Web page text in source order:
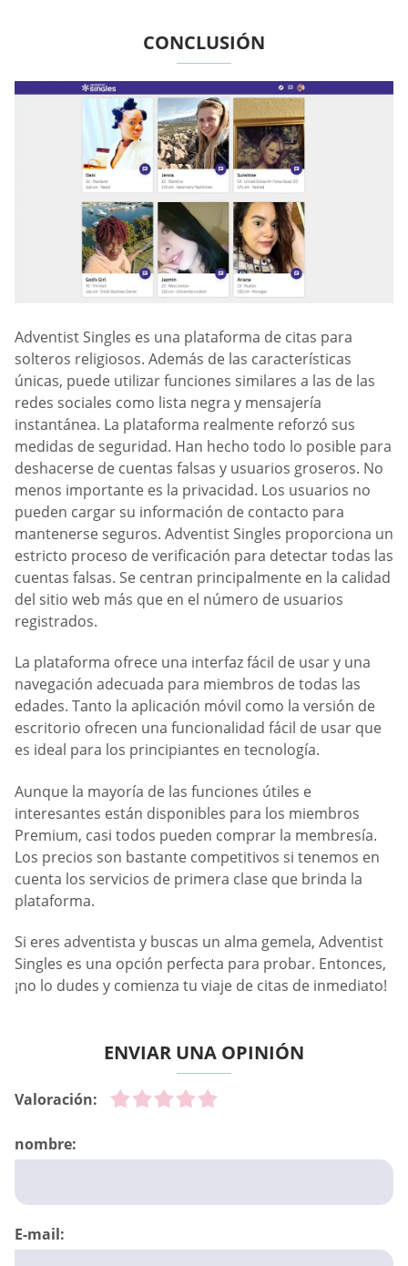
CONCLUSIÓN
Adventist Singles es una plataforma de citas para
solteros religiosos. Además de las características
únicas, puede utilizar funciones similares a las de las
redes sociales como lista negra y mensajería
instantánea. La plataforma realmente reforzó sus
medidas de seguridad. Han hecho todo lo posible para
deshacerse de cuentas falsas y usuarios groseros. No
menos importante es la privacidad. Los usuarios no
pueden cargar su información de contacto para
mantenerse seguros. Adventist Singles proporciona un
estricto proceso de verificación para detectar todas las
cuentas falsas. Se centran principalmente en la calidad
del sitio web más que en el número de usuarios
registrados.
La plataforma ofrece una interfaz fácil de usar y una
navegación adecuada para miembros de todas las
edades. Tanto la aplicación móvil como la versión de
escritorio ofrecen una funcionalidad fácil de usar que
es ideal para los principiantes en tecnología.
Aunque la mayoría de las funciones útiles e
interesantes están disponibles para los miembros
Premium, casi todos pueden comprar la membresía.
Los precios son bastante competitivos si tenemos en
cuenta los servicios de primera clase que brinda la
plataforma.
Si eres adventista y buscas un alma gemela, Adventist
Singles es una opción perfecta para probar. Entonces,
¡no lo dudes y comienza tu viaje de citas de inmediato!
ENVIAR UNA OPINIÓN
Valoración:
nombre:
E-mail: